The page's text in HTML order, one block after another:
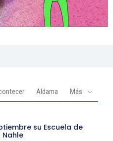
Aldama Más
su Escuela de
Nahle